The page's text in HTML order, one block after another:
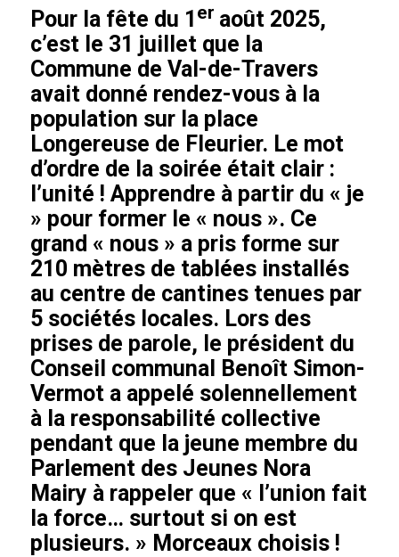
Pour la fête du 1 er août 2025,
c’est le 31 juillet que la
Commune de Val-de-Travers
avait donné rendez-vous à la
population sur la place
Longereuse de Fleurier. Le mot
d’ordre de la soirée était clair :
l’unité ! Apprendre à partir du « je
» pour former le « nous ». Ce
grand « nous » a pris forme sur
210 mètres de tablées installés
au centre de cantines tenues par
5 sociétés locales. Lors des
prises de parole, le président du
Conseil communal Benoît Simon-
Vermot a appelé solennellement
à la responsabilité collective
pendant que la jeune membre du
Parlement des Jeunes Nora
Mairy à rappeler que « l’union fait
la force… surtout si on est
plusieurs. » Morceaux choisis !